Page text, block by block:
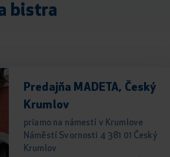
bistra
Predajňa MADETA, Český
Krumlov
priamo na námestí v Krumlove
Náměstí Svornosti 4 381 01 Český
Krumlov